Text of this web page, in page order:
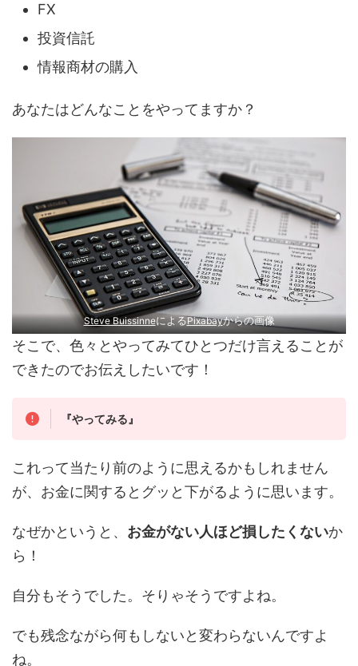
FX
投資信託
情報商材の購入
あなたはどんなことをやってますか？
Steve BuissinneによるPixabayからの画像
そこで、色々とやってみてひとつだけ言えることが
できたのでお伝えしたいです！
『やってみる』
これって当たり前のように思えるかもしれません
が、お金に関するとグッと下がるように思います。
なぜかというと、 お金がない人ほど損したくないか
ら！
自分もそうでした。そりゃそうですよね。
でも残念ながら何もしないと変わらないんですよ
ね。